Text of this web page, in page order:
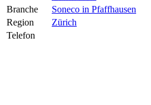
Branche
Soneco in Pfaffhausen
Region
Zürich
Telefon